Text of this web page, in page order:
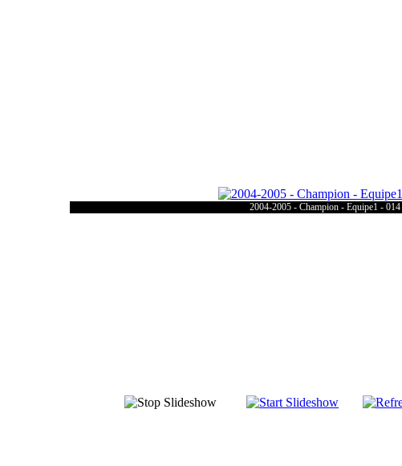
2004-2005 - Champion - Equipe1 - 014